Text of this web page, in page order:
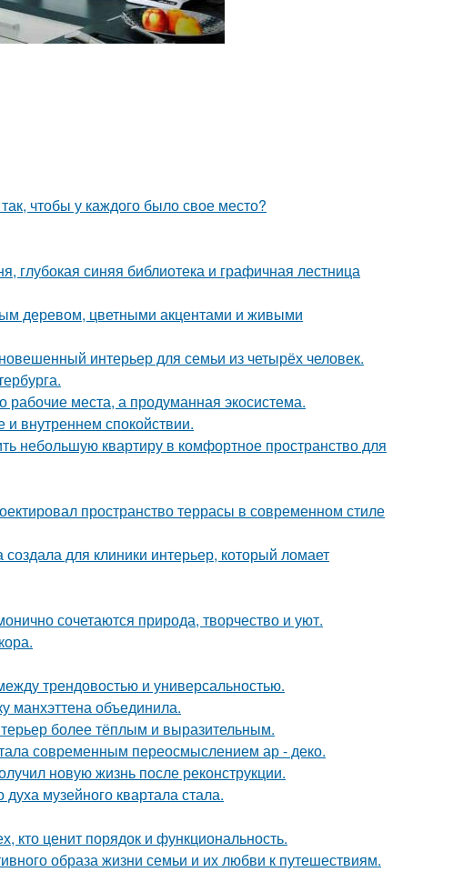
чтобы у каждого было свое место?
глубокая синяя библиотека и графичная лестница
деревом, цветными акцентами и живыми
интерьер для семьи из четырёх человек.
рабочие места, а продуманная экосистема.
и внутреннем спокойствии.
небольшую квартиру в комфортное пространство для
пространство террасы в современном стиле
для клиники интерьер, который ломает
сочетаются природа, творчество и уют.
трендовостью и универсальностью.
манхэттена объединила.
более тёплым и выразительным.
современным переосмыслением ар - деко.
новую жизнь после реконструкции.
музейного квартала стала.
кто ценит порядок и функциональность.
образа жизни семьи и их любви к путешествиям.